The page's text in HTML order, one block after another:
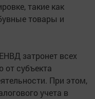
такие как
товары и
затронет всех
от субъекта
При этом,
учета в